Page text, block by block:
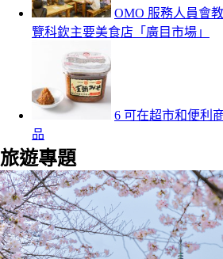
OMO 服務人員會
覽科欽主要美食店「廣目市場」
6 可在超市和便利
品
旅遊專題